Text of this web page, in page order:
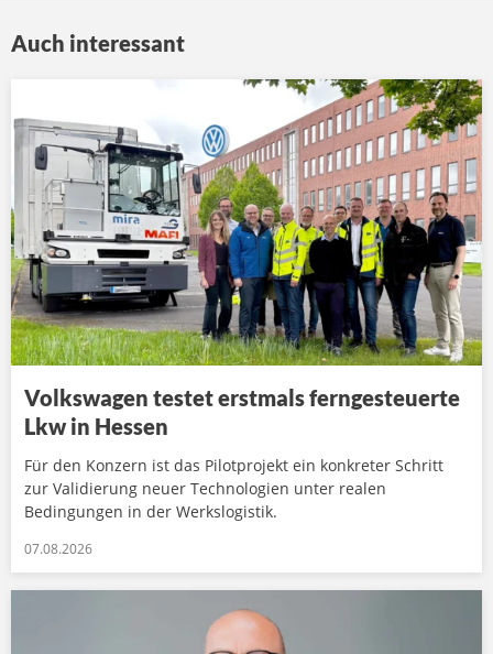
Auch interessant
Volkswagen testet erstmals ferngesteuerte
Lkw in Hessen
Für den Konzern ist das Pilotprojekt ein konkreter Schritt
zur Validierung neuer Technologien unter realen
Bedingungen in der Werkslogistik.
07.08.2026